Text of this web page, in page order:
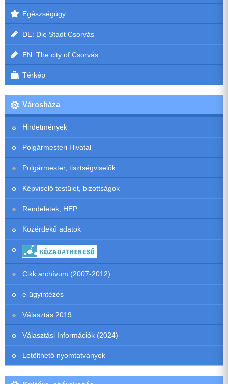
Egészségügy
DE: Die Stadt Csorvás
EN: The city of Csorvás
Térkép
Városháza
Hirdetmények
Polgármesteri Hivatal
Polgármester, tisztségviselők
Képviselő testület, bizottságok
Rendeletek, HEP
Közérdekű adatok
Cikk archívum (2007-2012)
e-ügyintézés
Választás 2019
Választási Információk (2024)
Letölthető nyomtatványok